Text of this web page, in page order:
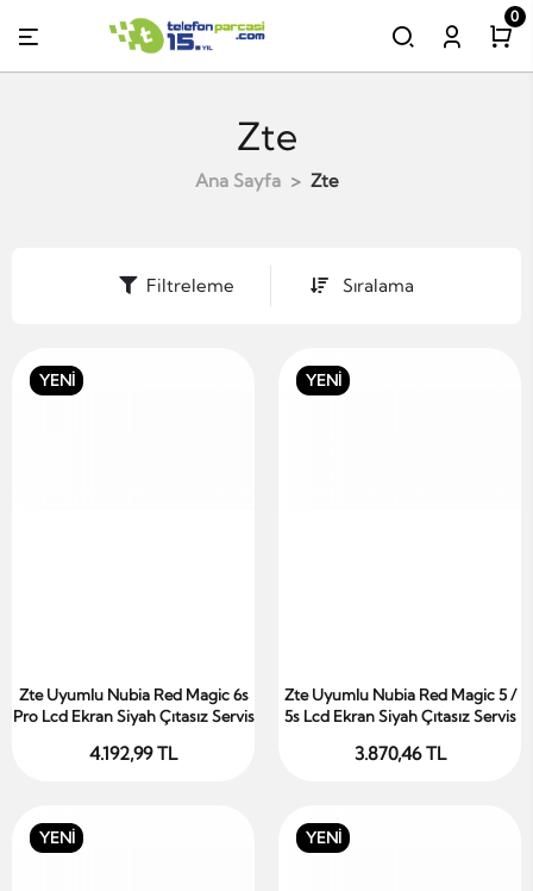
0
Zte
Ana Sayfa Zte
Filtreleme Sıralama
YENİ
Sepete Ekle
Zte Uyumlu Nubia Red Magic 6s
Pro Lcd Ekran Siyah Çıtasız Servis
4.192,99 TL
YENİ
Sepete Ekle
Zte Uyumlu Nubia Red Magic 5 /
5s Lcd Ekran Siyah Çıtasız Servis
3.870,46 TL
YENİ YENİ